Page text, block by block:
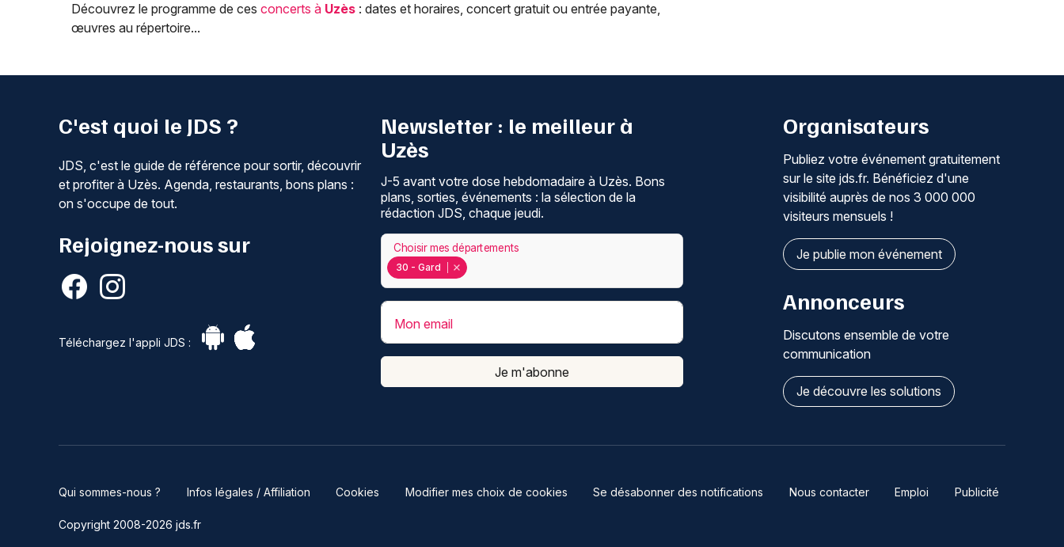
Découvrez le programme de ces concerts à Uzès : dates et horaires, concert gratuit ou entrée payante,
œuvres au répertoire...
C'est quoi le JDS ?
JDS, c'est le guide de référence pour sortir, découvrir
et profiter à Uzès. Agenda, restaurants, bons plans :
on s'occupe de tout.
Rejoignez-nous sur
Téléchargez l'appli JDS :
Newsletter : le meilleur à
Uzès
J-5 avant votre dose hebdomadaire à Uzès. Bons
plans, sorties, événements : la sélection de la
rédaction JDS, chaque jeudi.
30 - Gard
Choisir mes départements
Mon email
Je m'abonne
Organisateurs
Publiez votre événement gratuitement
sur le site jds.fr. Bénéficiez d'une
visibilité auprès de nos 3 000 000
visiteurs mensuels !
Je publie mon événement
Annonceurs
Discutons ensemble de votre
communication
Je découvre les solutions
Qui sommes-nous ? Infos légales / Affiliation Cookies Modifier mes choix de cookies Se désabonner des notifications Nous contacter Emploi Publicité
Copyright 2008-2026 jds.fr